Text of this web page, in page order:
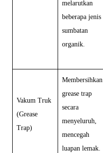
melarutkan
beberapa jenis
sumbatan
organik.
Vakum Truk
(Grease
Trap)
Membersihkan
grease trap
secara
menyeluruh,
mencegah
luapan lemak.